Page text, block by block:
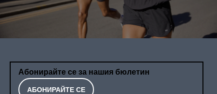
Абонирайте се за нашия бюлетин
АБОНИРАЙТЕ СЕ